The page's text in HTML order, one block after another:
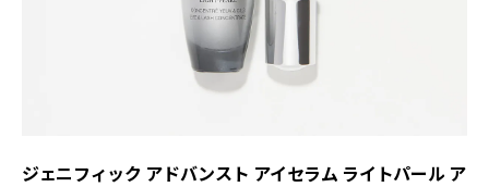
ジェニフィック アドバンスト アイセラム ライトパール ア